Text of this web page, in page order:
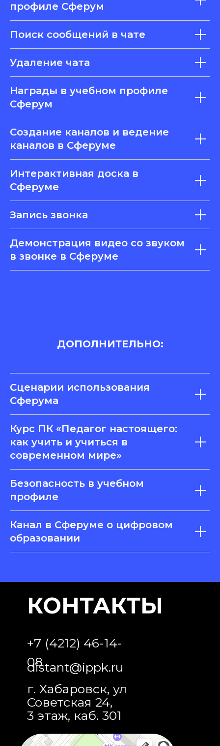
профиле Сферум
Поиск сообщений в чате
Удаление чата
Награды в учебном профиле
Сферум
Создание каналов и ведение
каналов в Сферуме
Интерактивная доска в
Сферуме
Запись звонка
Демонстрация видео со звуком
в звонке в Сферуме
ДОПОЛНИТЕЛЬНО:
Сценарии использования
Сферума
Курс ПК «Педагог настоящего:
как учить и учиться в
современном мире»
Безопасность в учебном
профиле
Канал в Сферуме о цифровом
образовании
КОНТАКТЫ
+7 (4212) 46-14-
08
distant@ippk.ru
г. Хабаровск, ул
Советская 24,
3 этаж, каб. 301